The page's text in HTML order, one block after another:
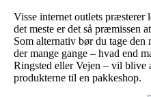
Visse internet outlets præsterer
det meste er det så præmissen
Som alternativ bør du tage
der mange gange – hvad end
Ringsted eller Vejen – vil blive
produkterne til en pakkeshop.